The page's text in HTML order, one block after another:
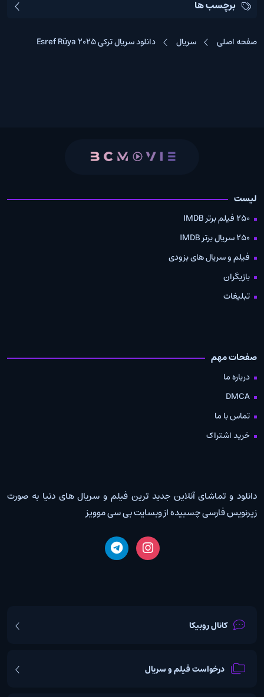
برچسب ها
صفحه اصلی سریال دانلود سریال ترکی Esref Rüya 2025
لیست
250 فیلم برتر IMDB
250 سریال برتر IMDB
فیلم و سریال های بزودی
بازیگران
تبلیغات
صفحات مهم
درباره ما
DMCA
تماس با ما
خرید اشتراک
دانلود و تماشای آنلاین جدید ترین فیلم و سریال های دنیا به صورت
زیرنویس فارسی چسبیده از وبسایت بی سی موویز
کانال روبیکا
درخواست فیلم و سریال